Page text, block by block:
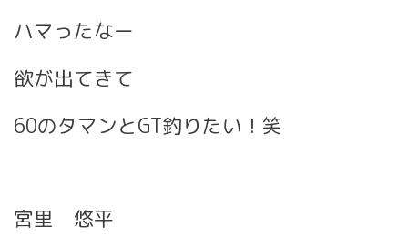
ハマったなー
欲が出てきて
60のタマンとGT釣りたい！笑
宮里 悠平